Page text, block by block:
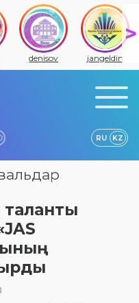
denisov jangeldin
RU KZ
таланты